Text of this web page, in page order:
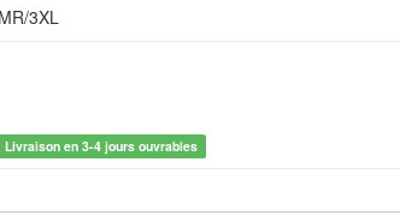
3XL
Livraison en 3-4 jours ouvrables